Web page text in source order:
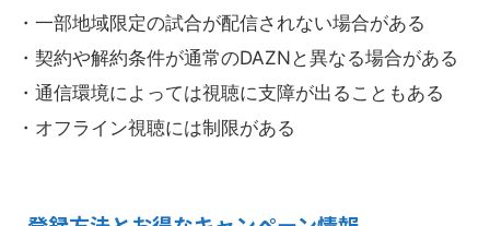
・一部地域限定の試合が配信されない場合がある
・契約や解約条件が通常のDAZNと異なる場合がある
・通信環境によっては視聴に支障が出ることもある
・オフライン視聴には制限がある